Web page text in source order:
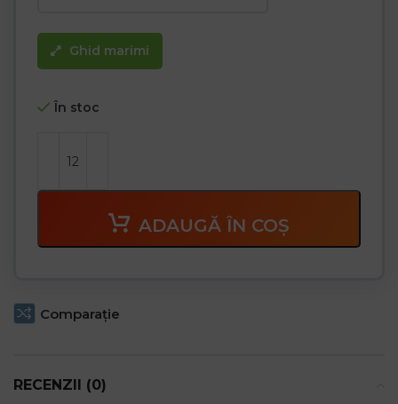
Ghid marimi
În stoc
ADAUGĂ ÎN COȘ
Comparaţie
RECENZII (0)